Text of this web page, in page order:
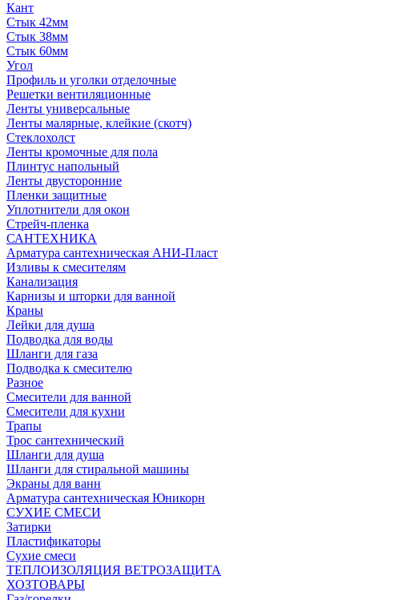
Кант
Стык 42мм
Стык 38мм
Стык 60мм
Угол
Профиль и уголки отделочные
Решетки вентиляционные
Ленты универсальные
Ленты малярные, клейкие (скотч)
Стеклохолст
Ленты кромочные для пола
Плинтус напольный
Ленты двусторонние
Пленки защитные
Уплотнители для окон
Стрейч-пленка
САНТЕХНИКА
Арматура сантехническая АНИ-Пласт
Изливы к смесителям
Канализация
Карнизы и шторки для ванной
Краны
Лейки для душа
Подводка для воды
Шланги для газа
Подводка к смесителю
Разное
Смесители для ванной
Смесители для кухни
Трапы
Трос сантехнический
Шланги для душа
Шланги для стиральной машины
Экраны для ванн
Арматура сантехническая Юникорн
СУХИЕ СМЕСИ
Затирки
Пластификаторы
Сухие смеси
ТЕПЛОИЗОЛЯЦИЯ ВЕТРОЗАЩИТА
ХОЗТОВАРЫ